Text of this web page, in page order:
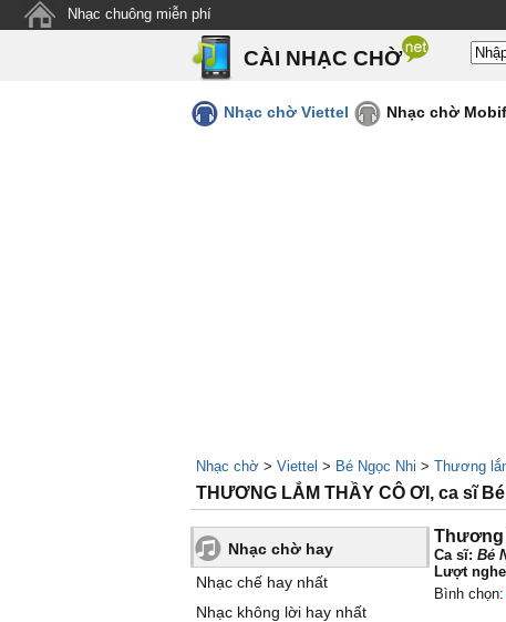
Nhạc chuông miễn phí
CÀI NHẠC CHỜ
Nhạc chờ Viettel Nhạc chờ
Nhạc chờ > Viettel > Bé Ngọc Nhi > Thương
THƯƠNG LẮM THẦY CÔ ƠI, ca sĩ
Nhạc chờ hay
Nhạc chế hay nhất
Nhạc không lời hay nhất
Thương
Ca sĩ: Bé
Lượt
Bình chọn: